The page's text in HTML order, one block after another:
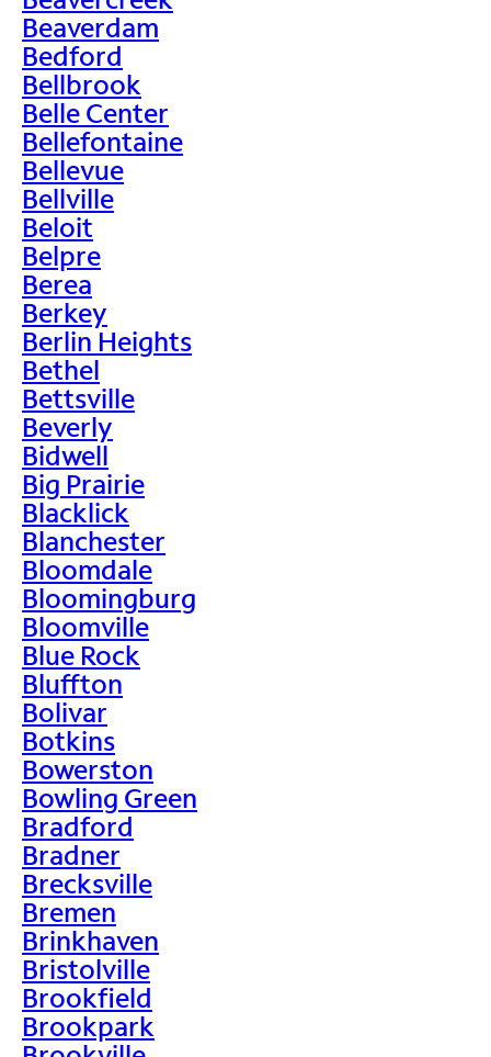
Beaverdam
Bedford
Bellbrook
Belle Center
Bellefontaine
Bellevue
Bellville
Beloit
Belpre
Berea
Berkey
Berlin Heights
Bethel
Bettsville
Beverly
Bidwell
Big Prairie
Blacklick
Blanchester
Bloomdale
Bloomingburg
Bloomville
Blue Rock
Bluffton
Bolivar
Botkins
Bowerston
Bowling Green
Bradford
Bradner
Brecksville
Bremen
Brinkhaven
Bristolville
Brookfield
Brookpark